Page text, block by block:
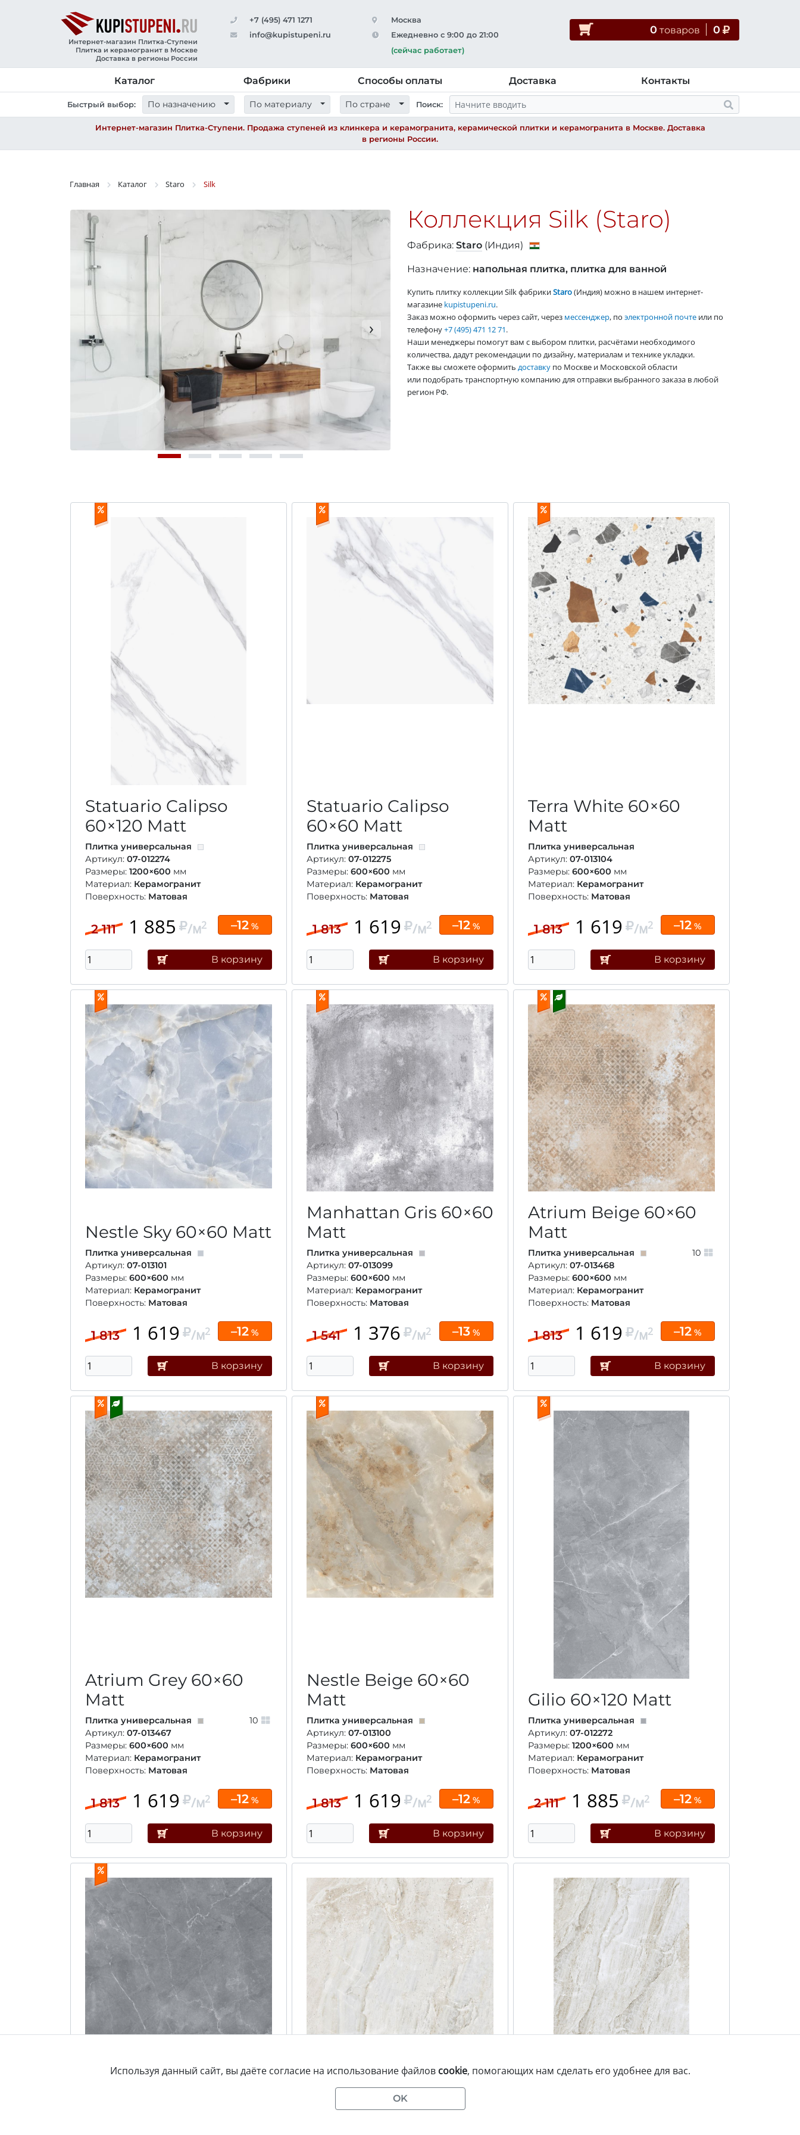
Интернет-магазин Плитка-Ступени
Плитка и керамогранит в Москве
Доставка в регионы России
+7 (495) 471 1271
info@kupistupeni.ru
Москва
Ежедневно с 9:00 до 21:00
(сейчас работает)
0 товаров 0
Каталог Фабрики Способы оплаты Доставка Контакты
Быстрый выбор: По назначению По материалу По стране Поиск:
Интернет-магазин Плитка-Ступени. Продажа ступеней из клинкера и керамогранита, керамической плитки и керамогранита в Москве. Доставка
в регионы России.
Главная Каталог Staro Silk
›
Коллекция Silk (Staro)
Фабрика: Staro (Индия)
Назначение: напольная плитка, плитка для ванной
Купить плитку коллекции Silk фабрикиStaro(Индия) можно в нашем интернет-
магазине kupistupeni.ru.
Заказ можно оформить через сайт, через мессенджер, по электронной почте или по
телефону+7 (495) 471 12 71.
Наши менеджеры помогут вам с выбором плитки, расчётами необходимого
количества, дадут рекомендации по дизайну, материалам и технике укладки.
Также вы сможете оформить доставку по Москве и Московской области
или подобрать транспортную компанию для отправки выбранного заказа в любой
регион РФ.
Statuario Calipso
60×120 Matt
Плитка универсальная
Артикул: 07-012274
Размеры: 1200×600 мм
Материал: Керамогранит
Поверхность: Матовая
2 111 1 885 /м2 –12 %
В корзину
Statuario Calipso
60×60 Matt
Плитка универсальная
Артикул: 07-012275
Размеры: 600×600 мм
Материал: Керамогранит
Поверхность: Матовая
1 813 1 619 /м2 –12 %
В корзину
Terra White 60×60
Matt
Плитка универсальная
Артикул: 07-013104
Размеры: 600×600 мм
Материал: Керамогранит
Поверхность: Матовая
1 813 1 619 /м2 –12 %
В корзину
Nestle Sky 60×60 Matt
Плитка универсальная
Артикул: 07-013101
Размеры: 600×600 мм
Материал: Керамогранит
Поверхность: Матовая
1 813 1 619 /м2 –12 %
В корзину
Manhattan Gris 60×60
Matt
Плитка универсальная
Артикул: 07-013099
Размеры: 600×600 мм
Материал: Керамогранит
Поверхность: Матовая
1 541 1 376 /м2 –13 %
В корзину
Atrium Beige 60×60
Matt
Плитка универсальная
10
Артикул: 07-013468
Размеры: 600×600 мм
Материал: Керамогранит
Поверхность: Матовая
1 813 1 619 /м2 –12 %
В корзину
Atrium Grey 60×60
Matt
Плитка универсальная
10
Артикул: 07-013467
Размеры: 600×600 мм
Материал: Керамогранит
Поверхность: Матовая
1 813 1 619 /м2 –12 %
В корзину
Nestle Beige 60×60
Matt
Плитка универсальная
Артикул: 07-013100
Размеры: 600×600 мм
Материал: Керамогранит
Поверхность: Матовая
1 813 1 619 /м2 –12 %
В корзину
Gilio 60×120 Matt
Плитка универсальная
Артикул: 07-012272
Размеры: 1200×600 мм
Материал: Керамогранит
Поверхность: Матовая
2 111 1 885 /м2 –12 %
В корзину
Используя данный сайт, вы даёте согласие на использование файлов cookie, помогающих нам сделать его удобнее для вас.
OK